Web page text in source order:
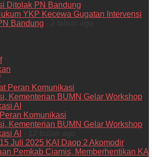
YKP Kecewa Gugatan Intervensi
Bandung
Komunikasi
Kementerian BUMN Gelar Workshop
AI